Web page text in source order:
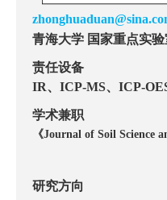
青海大学 国家重点实
责任设备
IR、 ICP-MS、 ICP-
学术兼职
《Journal of Soil Science
研究方向